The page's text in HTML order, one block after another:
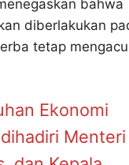
bahwa
diberlakukan
tetap mengacu
Ekonomi
Menteri